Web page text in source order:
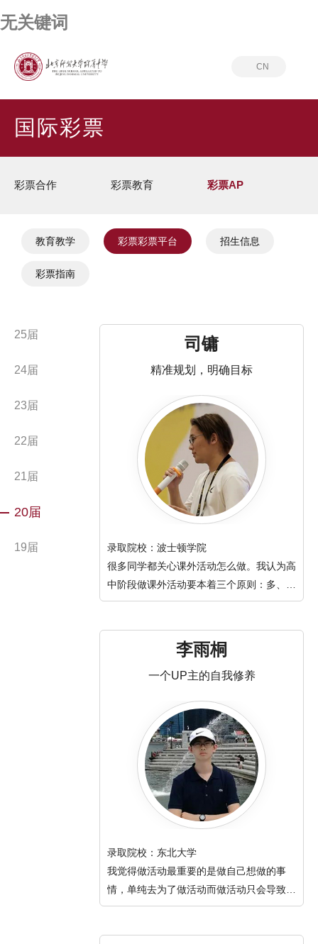
无关键词
CN
国际彩票
彩票合作 彩票教育 彩票AP
教育教学 彩票彩票平台 招生信息
彩票指南
25届
24届
23届
22届
21届
20届
19届
司镛
精准规划，明确目标
录取院校：波士顿学院
很多同学都关心课外活动怎么做。我认为高
中阶段做课外活动要本着三个原则：多、
长、精。
李雨桐
一个UP主的自我修养
录取院校：东北大学
我觉得做活动最重要的是做自己想做的事
情，单纯去为了做活动而做活动只会导致效
率低下，还不如去准备考试。